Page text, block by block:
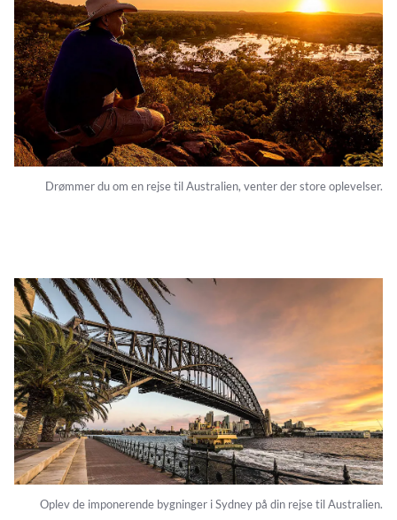
Drømmer du om en rejse til Australien, venter der store oplevelser.
Oplev de imponerende bygninger i Sydney på din rejse til Australien.